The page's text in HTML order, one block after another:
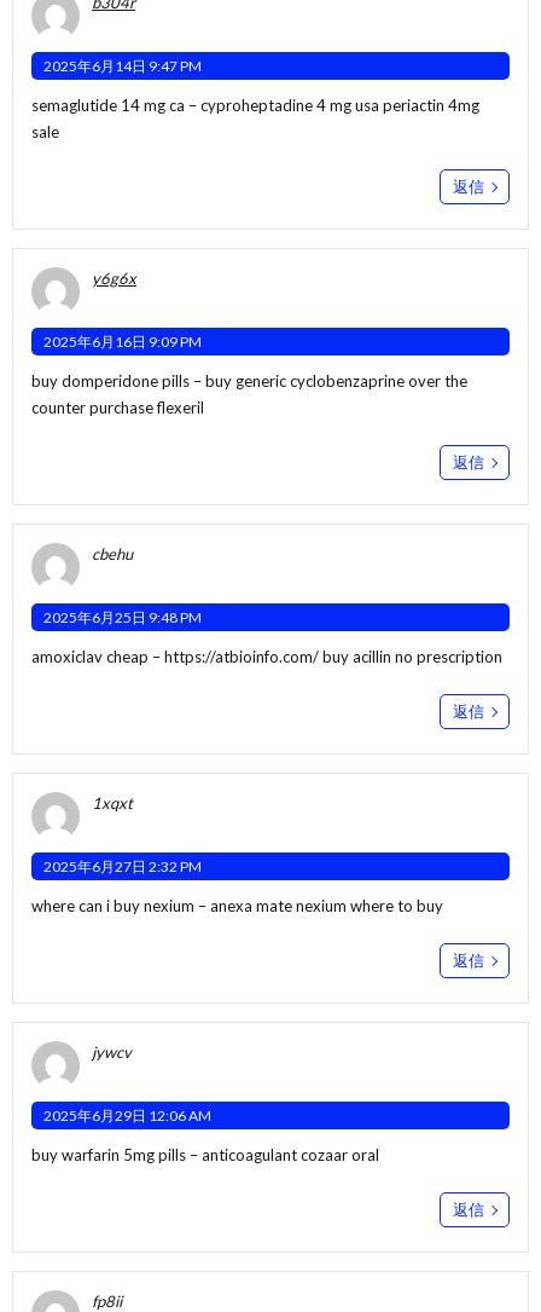
2025年6月14日 9:47 PM
semaglutide 14 mg ca –cyproheptadine 4 mg usa periactin 4mg
sale
返信
y6g6x
2025年6月16日 9:09 PM
buy domperidone pills –buy generic cyclobenzaprine over the
counterpurchase flexeril
返信
cbehu
2025年6月25日 9:48 PM
amoxiclav cheap –https://atbioinfo.com/buy acillin no prescription
返信
1xqxt
2025年6月27日 2:32 PM
where can i buy nexium –anexa matenexium where to buy
返信
jywcv
2025年6月29日 12:06 AM
buy warfarin 5mg pills –anticoagulantcozaar oral
返信
fp8ii